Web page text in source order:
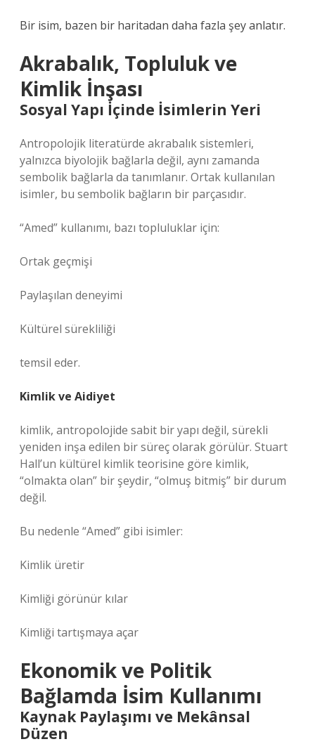
Bir isim, bazen bir haritadan daha fazla şey anlatır.
Akrabalık, Topluluk ve
Kimlik İnşası
Sosyal Yapı İçinde İsimlerin Yeri
Antropolojik literatürde akrabalık sistemleri,
yalnızca biyolojik bağlarla değil, aynı zamanda
sembolik bağlarla da tanımlanır. Ortak kullanılan
isimler, bu sembolik bağların bir parçasıdır.
“Amed” kullanımı, bazı topluluklar için:
Ortak geçmişi
Paylaşılan deneyimi
Kültürel sürekliliği
temsil eder.
Kimlik ve Aidiyet
kimlik, antropolojide sabit bir yapı değil, sürekli
yeniden inşa edilen bir süreç olarak görülür. Stuart
Hall’un kültürel kimlik teorisine göre kimlik,
“olmakta olan” bir şeydir, “olmuş bitmiş” bir durum
değil.
Bu nedenle “Amed” gibi isimler:
Kimlik üretir
Kimliği görünür kılar
Kimliği tartışmaya açar
Ekonomik ve Politik
Bağlamda İsim Kullanımı
Kaynak Paylaşımı ve Mekânsal
Düzen